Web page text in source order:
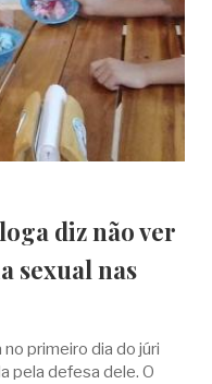
diz não ver
sexual nas
primeiro dia do júri
pela defesa dele. O